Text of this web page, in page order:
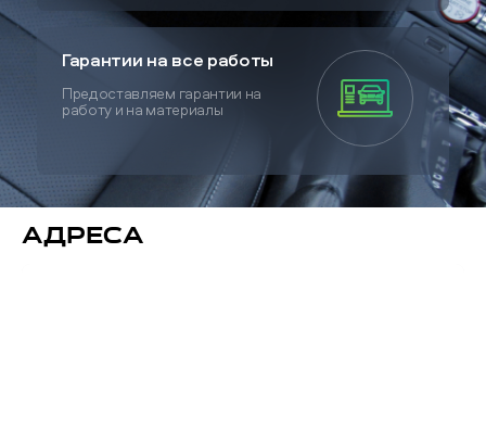
Гарантии на все работы
Предоставляем гарантии на
работу и на материалы
Адреса